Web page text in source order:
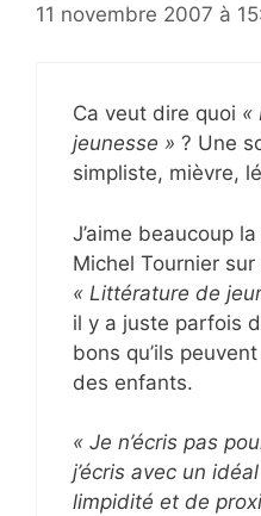
11 novembre 2007 à
Ca veut dire quoi «
jeunesse » ? Une
simpliste, mièvre,
J’aime beaucoup
Michel Tournier
« Littérature de
il y a juste parfois
bons qu’ils
des enfants.
« Je n’écris pas
j’écris avec un
limpidité et de